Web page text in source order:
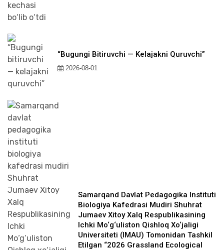
“Bugungi Bitiruvchi — Kelajakni Quruvchi”
2026-08-01
Samarqand Davlat Pedagogika Instituti
Biologiya Kafedrasi Mudiri Shuhrat
Jumaev Xitoy Xalq Respublikasining
Ichki Mo‘g‘uliston Qishloq Xo‘jaligi
Universiteti (IMAU) Tomonidan Tashkil
Etilgan “2026 Grassland Ecological